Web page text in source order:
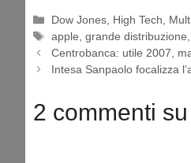
Categorie
Dow Jones High Tech
Tag
apple ,grande distribuzione
Centrobanca: utile 2007,
Intesa Sanpaolo focalizza
2 commenti